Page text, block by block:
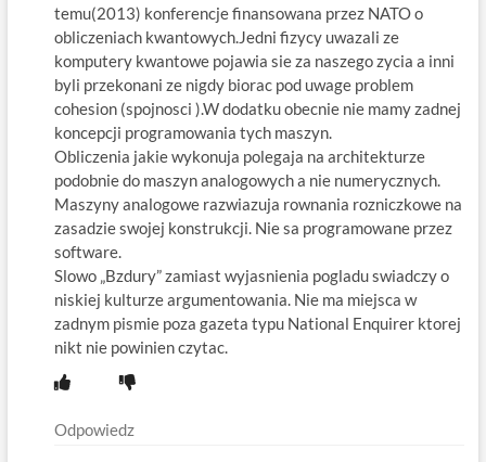
temu(2013) konferencje finansowana przez NATO o
obliczeniach kwantowych.Jedni fizycy uwazali ze
komputery kwantowe pojawia sie za naszego zycia a inni
byli przekonani ze nigdy biorac pod uwage problem
cohesion (spojnosci ).W dodatku obecnie nie mamy zadnej
koncepcji programowania tych maszyn.
Obliczenia jakie wykonuja polegaja na architekturze
podobnie do maszyn analogowych a nie numerycznych.
Maszyny analogowe razwiazuja rownania rozniczkowe na
zasadzie swojej konstrukcji. Nie sa programowane przez
software.
Slowo „Bzdury” zamiast wyjasnienia pogladu swiadczy o
niskiej kulturze argumentowania. Nie ma miejsca w
zadnym pismie poza gazeta typu National Enquirer ktorej
nikt nie powinien czytac.
Odpowiedz